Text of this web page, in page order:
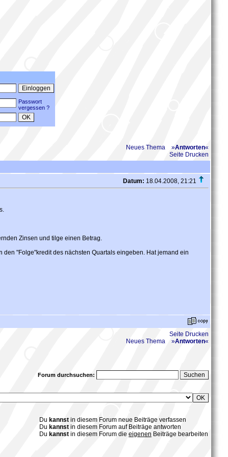
Passwort
vergessen ?
Neues Thema »Antworten«
Seite Drucken
Datum: 18.04.2008, 21:21
Zinsen und tilge einen Betrag.
"Folge"kredit des nächsten Quartals eingeben. Hat jemand ein
Seite Drucken
Neues Thema
»Antworten«
Forum durchsuchen:
Du kannst in diesem Forum neue Beiträge verfassen
Du kannst in diesem Forum auf Beiträge antworten
Du kannst in diesem Forum die eigenen Beiträge bearbeiten